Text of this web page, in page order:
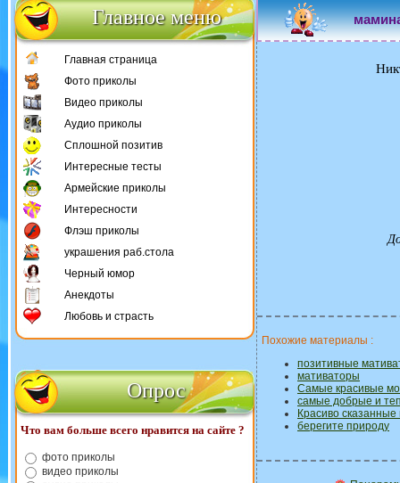
Главное меню
Главная страница
Фото приколы
Видео приколы
Аудио приколы
Сплошной позитив
Интересные тесты
Армейские приколы
Интересности
Флэш приколы
украшения раб.стола
Черный юмор
Анекдоты
Любовь и страсть
Опрос
Что вам больше всего нравится на сайте ?
фото приколы
видео приколы
Похожие материалы :
позитивные
мативаторы
Самые красивые
самые добрые и
Красиво
берегите природу